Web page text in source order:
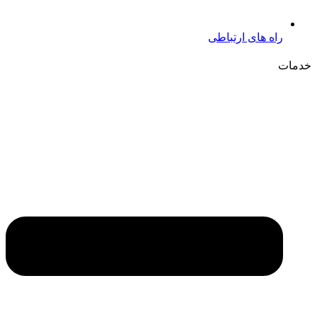
راه های ارتباطی
خدمات